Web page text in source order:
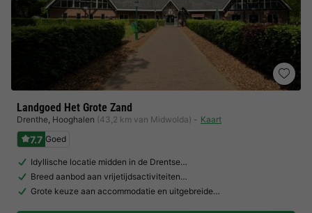
Landgoed Het Grote Zand
Drenthe, Hooghalen (43,2 km van Midwolda) Kaart
7.7 Goed
Idyllische locatie midden in de Drentse…
Breed aanbod aan vrijetijdsactiviteiten…
Grote keuze aan accommodatie en uitgebreide…